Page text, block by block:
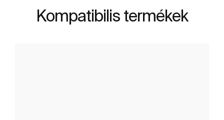
Kompatibilis termékek